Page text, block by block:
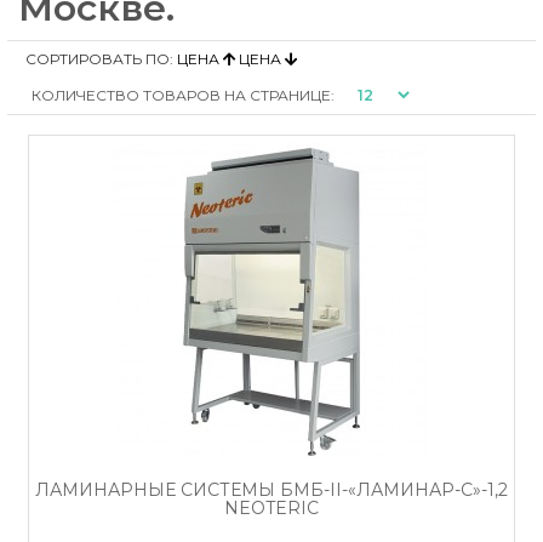
СОРТИРОВАТЬ ПО: ЦЕНА
ЦЕНА
КОЛИЧЕСТВО ТОВАРОВ НА СТРАНИЦЕ:
ЛАМИНАРНЫЕ СИСТЕМЫ БМБ-II-«ЛАМИНАР-С»-1,2
NEOTERIC